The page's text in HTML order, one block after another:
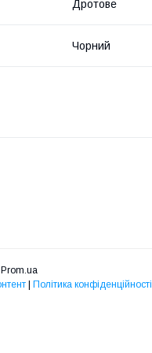
Дротове
Чорний
Prom.ua
Політика конфіденційності